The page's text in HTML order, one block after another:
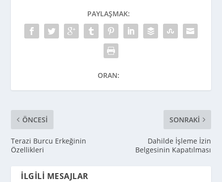
PAYLAŞMAK:
ORAN:
ÖNCESI
Terazi Burcu Erkeğinin
Özellikleri
SONRAKI
Dahilde İşleme İzin
Belgesinin Kapatılması
İLGILI MESAJLAR